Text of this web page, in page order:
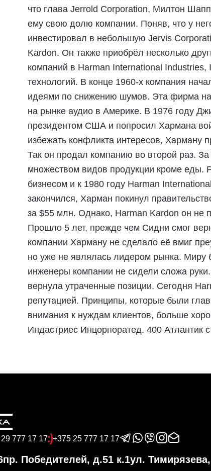
что глава Jerrold Corporation, Милтон
ему свою долю компании. Поняв, что у
инвестировал в небольшую Jervis
Kardon. Он также приобрёл несколько
компаний в Harman International
технологий. В конце 1960-х компания
идеями по снижению шумов. Эта фирма
на рынке аудио в Америке. В 1976 году
президентом США и попросил Хармана
избежать конфликта интересов, Харману
Так он продал компанию во второй раз.
множеством видов продукции кроме еды.
бизнесом и к 1980 году Harman
закончился, Харман покинул
за $55 млн. Однако, Harman Kardon он не
Прошло 5 лет, прежде чем Сидни смог
компании Харману не сделало её вмиг
но уже не являлась лидером рынка. Миру
инженеры компании не сидели сложа
вернула утраченные позиции. Сегодня
репутацией. Принципы, которые были
внимания к нуждам клиентов, больше
Индастриес Инцорпоратед. 400 Атлантик
777 17 17 +375 25 777 17 17
пр. Победителей, д.51 к.1ул.